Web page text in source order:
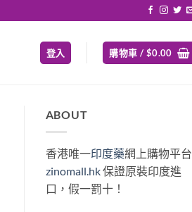
登入 購物車 / $0.00
ABOUT
香港唯一印度藥網上購物平台
zinomall.hk保證原裝印度進
口，假一罰十！